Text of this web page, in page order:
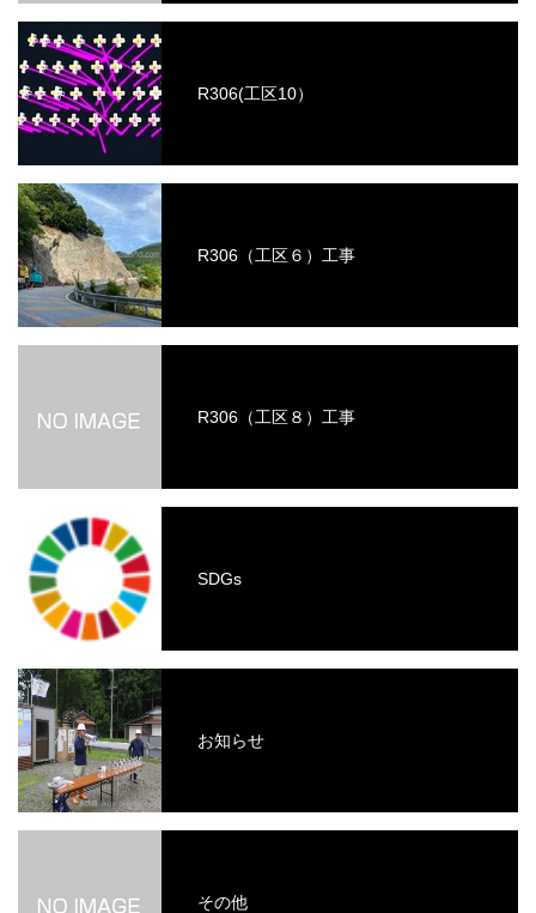
R306(工区10）
R306（工区６）工事
R306（工区８）工事
SDGs
お知らせ
その他